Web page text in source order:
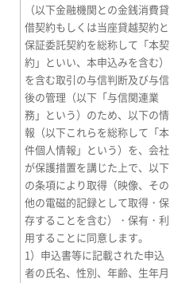
（以下金融機関との金銭消費貸
借契約もしくは当座貸越契約と
保証委託契約を総称して「本契
約」といい、本申込みを含む）
を含む取引の与信判断及び与信
後の管理（以下「与信関連業
務」という）のため、以下の情
報（以下これらを総称して「本
件個人情報」という）を、会社
が保護措置を講じた上で、以下
の条項により取得（映像、その
他の電磁的記録として取得・保
存することを含む）・保有・利
用することに同意します。
1）申込書等に記載された申込
者の氏名、性別、年齢、生年月